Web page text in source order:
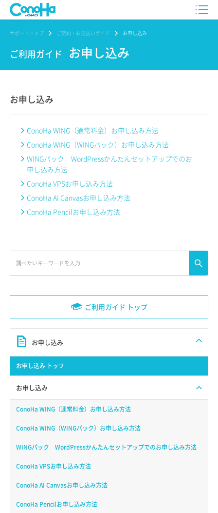
サポートトップ ご契約・お支払いガイド お申し込み
ご利用ガイド お申し込み
ご利用ガイド トップ
お申し込み
お申し込み トップ
お申し込み
ConoHa WING（通常料金）お申し込み方法
ConoHa WING（WINGパック）お申し込み方法
WINGパック WordPressかんたんセットアップでのお申し込み方法
ConoHa VPSお申し込み方法
ConoHa AI Canvasお申し込み方法
ConoHa Pencilお申し込み方法
お申し込み
ConoHa WING（通常料金）お申し込み方法
ConoHa WING（WINGパック）お申し込み方法
WINGパック WordPressかんたんセットアップでのお
申し込み方法
ConoHa VPSお申し込み方法
ConoHa AI Canvasお申し込み方法
ConoHa Pencilお申し込み方法